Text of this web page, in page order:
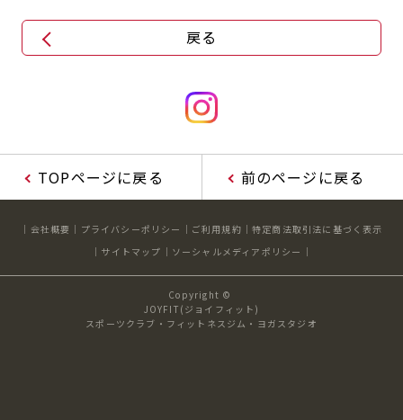
戻る
TOPページに戻る 前のページに戻る
会社概要 プライバシーポリシー ご利用規約
特定商法取引法に基づく表示
サイトマップ
ソーシャルメディアポリシー
Copyright ©
JOYFIT(ジョイフィット)
スポーツクラブ・フィットネスジム・ヨガスタジオ